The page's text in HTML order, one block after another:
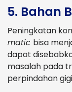
5. Bahan
Peningkatan
matic bisa
dapat
masalah pada
perpindahan